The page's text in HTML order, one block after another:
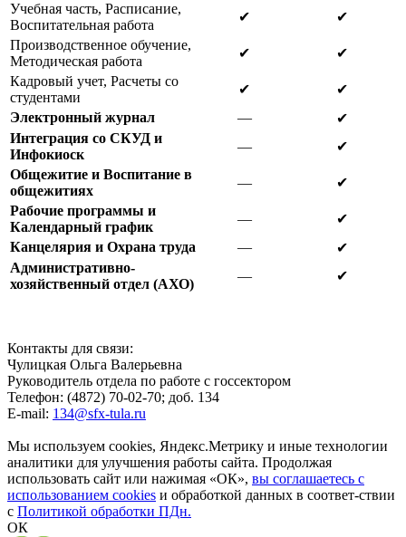
Учебная часть, Расписание,
Воспитательная работа
✔
✔
Производственное обучение,
Методическая работа
✔
✔
Кадровый учет, Расчеты со
студентами
✔
✔
Электронный журнал
—
✔
Интеграция со СКУД и
Инфокиоск
—
✔
Общежитие и Воспитание в
общежитиях
—
✔
Рабочие программы и
Календарный график
—
✔
Канцелярия и Охрана труда
—
✔
Административно-
хозяйственный отдел (АХО)
— ✔
Контакты для связи:
Чулицкая Ольга Валерьевна
Руководитель отдела по работе с госсектором
Телефон: (4872) 70-02-70; доб. 134
E-mail: 134@sfx-tula.ru
Мы используем cookies, Яндекс.Метрику и иные технологии
аналитики для улучшения работы сайта. Продолжая
использовать сайт или нажимая «ОК», вы соглашаетесь с
использованием cookies и обработкой данных в соответ-ствии
с Политикой обработки ПДн.
ОК